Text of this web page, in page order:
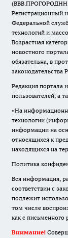
Регистрационный
Федеральной
технологий и
Возрастная
новостного
обязательна, в
законодательства
Редакция портала
пользователей, а
«На
технологии
информации на
относящихся к
находящихся на
Политика
Вся информация,
соответствии с
подлежит
том числе
как с письменного
Внимание!